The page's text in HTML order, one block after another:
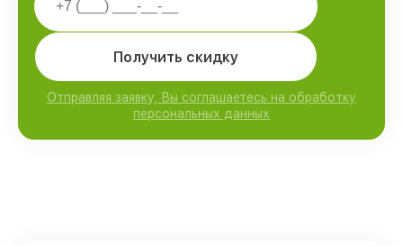
Получить скидку
Отправляя заявку, Вы соглашаетесь на обработку
персональных данных